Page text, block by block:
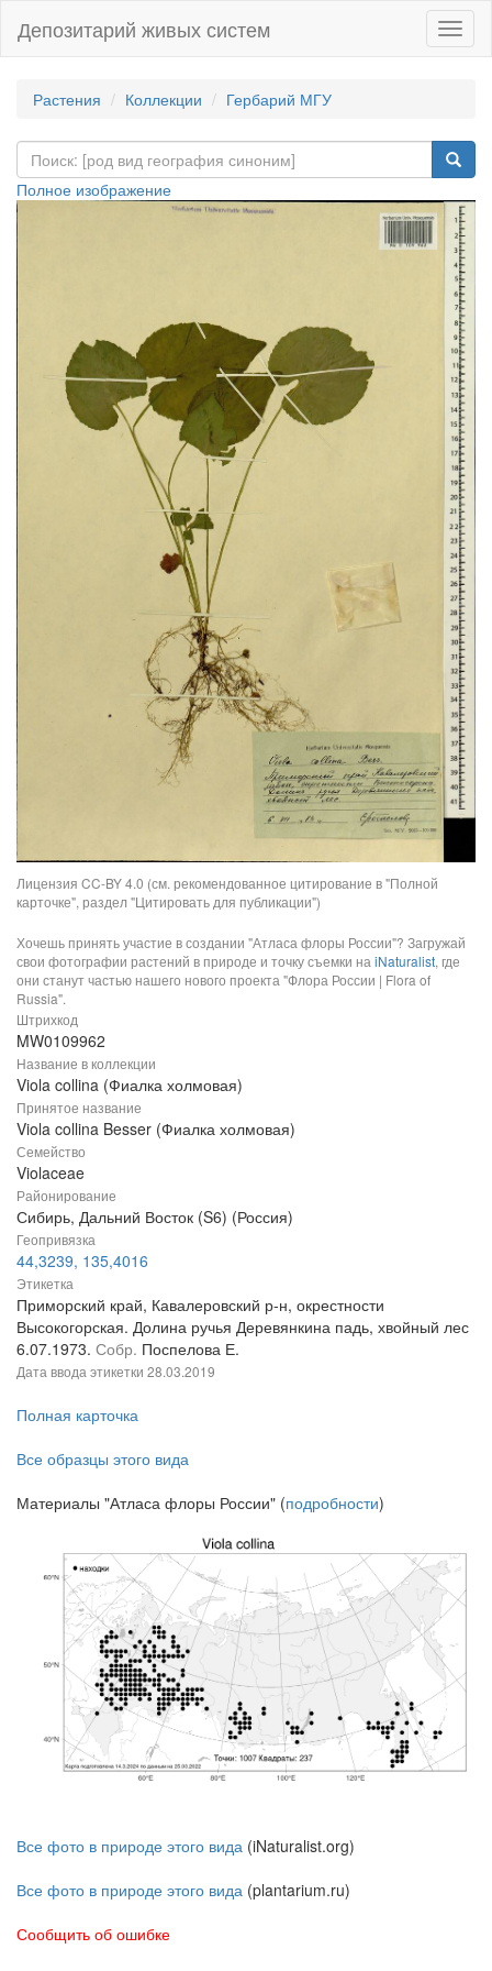
Депозитарий живых систем
Растения Коллекции Гербарий МГУ
Полное изображение
Лицензия CC-BY 4.0 (см. рекомендованное цитирование в "Полной
карточке", раздел "Цитировать для публикации")
Хочешь принять участие в создании "Атласа флоры России"? Загружай
свои фотографии растений в природе и точку съемки на iNaturalist, где
они станут частью нашего нового проекта "Флора России | Flora of
Russia".
Штрихкод
MW0109962
Название в коллекции
Viola collina (Фиалка холмовая)
Принятое название
Viola collina Besser (Фиалка холмовая)
Семейство
Violaceae
Районирование
Сибирь, Дальний Восток (S6) (Россия)
Геопривязка
44,3239, 135,4016
Этикетка
Приморский край, Кавалеровский р-н, окрестности
Высокогорская. Долина ручья Деревянкина падь, хвойный лес
6.07.1973. Собр. Поспелова Е.
Дата ввода этикетки 28.03.2019
Полная карточка
Все образцы этого вида
Материалы "Атласа флоры России" (подробности)
Все фото в природе этого вида (iNaturalist.org)
Все фото в природе этого вида (plantarium.ru)
Сообщить об ошибке